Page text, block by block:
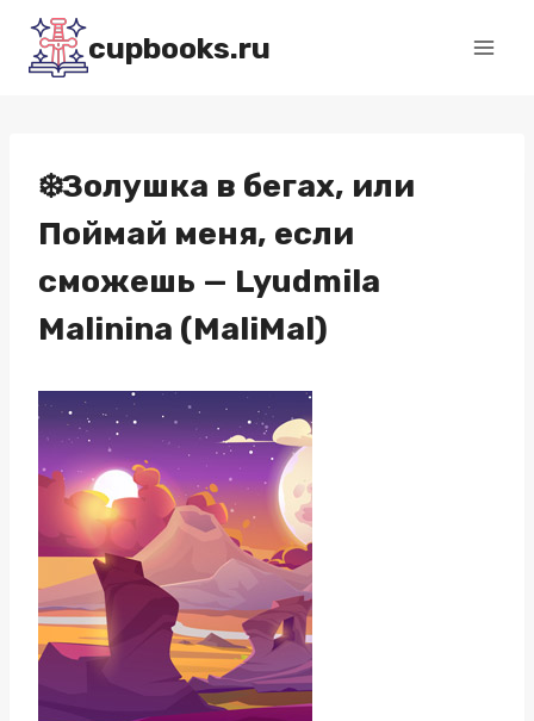
Перейти
содержимому
cupbooks.ru
❄️Золушка в бегах, или
Поймай меня, если
сможешь — Lyudmila
Malinina (MaliMal)